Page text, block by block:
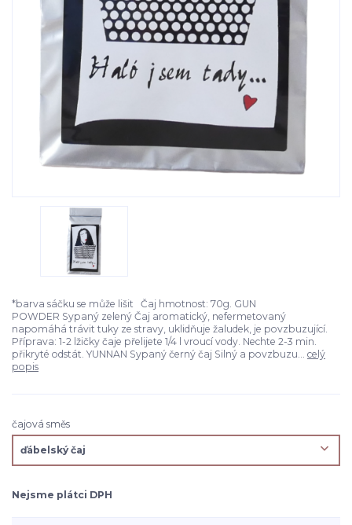
*barva sáčku se může lišit Čaj hmotnost: 70g. GUN
POWDER Sypaný zelený Čaj aromatický, nefermetovaný
napomáhá trávit tuky ze stravy, uklidňuje žaludek, je povzbuzující.
Příprava: 1-2 lžičky čaje přelijete 1/4 l vroucí vody. Nechte 2-3 min.
přikryté odstát. YUNNAN Sypaný černý čaj Silný a povzbuzu... celý
popis
čajová směs
Nejsme plátci DPH